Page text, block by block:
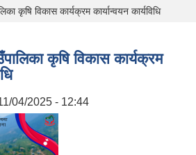
कृषि विकास कार्यक्रम कार्यान्वयन कार्यविधि
कृषि विकास कार्यक्रम
04/2025 - 12:44